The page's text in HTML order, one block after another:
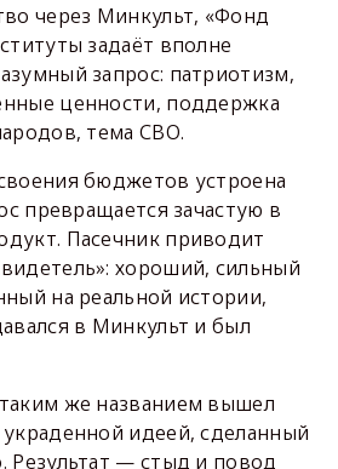
через Минкульт, «Фонд
задаёт вполне
запрос: патриотизм,
ценности, поддержка
тема СВО.
бюджетов устроена
превращается зачастую в
Пасечник приводит
хороший, сильный
на реальной истории,
в Минкульт и был
же названием вышел
идеей, сделанный
Результат — стыд и повод